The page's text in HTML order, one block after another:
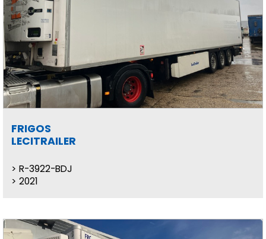
FRIGOS
LECITRAILER
R-3922-BDJ
2021